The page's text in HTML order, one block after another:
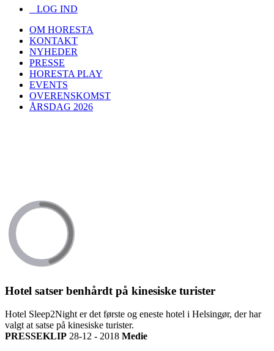
LOG IND
OM HORESTA
KONTAKT
NYHEDER
PRESSE
HORESTA PLAY
EVENTS
OVERENSKOMST
ÅRSDAG 2026
Hotel satser benhårdt på kinesiske turister
Hotel Sleep2Night er det første og eneste hotel i Helsingør, der har
valgt at satse på kinesiske turister.
PRESSEKLIP 28-12 - 2018 Medie